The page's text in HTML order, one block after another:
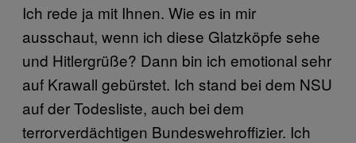
Ich rede ja mit Ihnen. Wie es in mir
ausschaut, wenn ich diese Glatzköpfe sehe
und Hitlergrüße? Dann bin ich emotional sehr
auf Krawall gebürstet. Ich stand bei dem NSU
auf der Todesliste, auch bei dem
terrorverdächtigen Bundeswehroffizier. Ich